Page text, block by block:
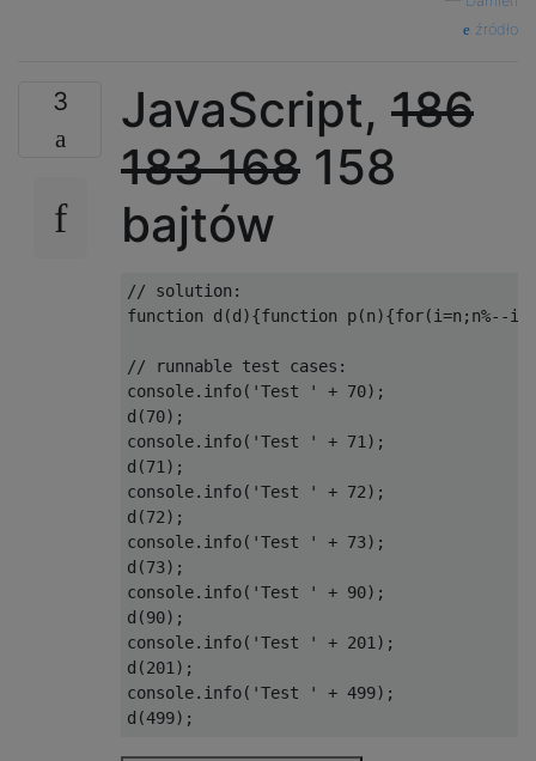
źródło
3 JavaScript, 186
183168 158
bajtów
// solution:
function d (d ){function p(n){for(i=n ; n%--i
// runnable test cases:
console. info( 'Test ' + 70);
d (70);
console. info( 'Test ' + 71 );
d (71 );
console. info( 'Test ' + 72);
d (72);
console. info( 'Test ' + 73);
d (73);
console. info( 'Test ' + 90);
d (90);
console. info( 'Test ' + 201 );
d (201 );
console. info( 'Test ' + 499);
d (499);